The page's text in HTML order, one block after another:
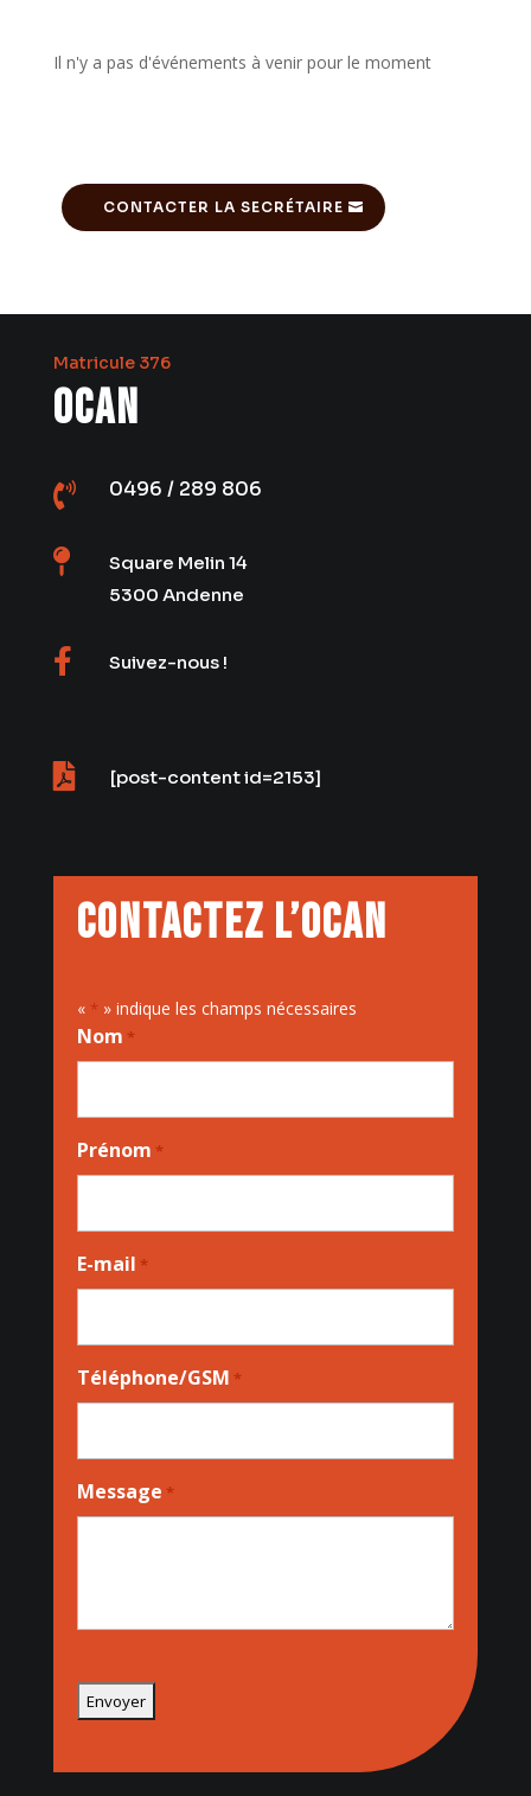
Il n'y a pas d'événements à venir pour le moment
CONTACTER LA SECRÉTAIRE
Matricule 376
OCAN
 0496 / 289 806

Square Melin 14
5300 Andenne
 Suivez-nous !
 [post-content id=2153]
Contactez l’OCAN
« * » indique les champs nécessaires
Nom *
Prénom *
E-mail *
Téléphone/GSM *
Message *